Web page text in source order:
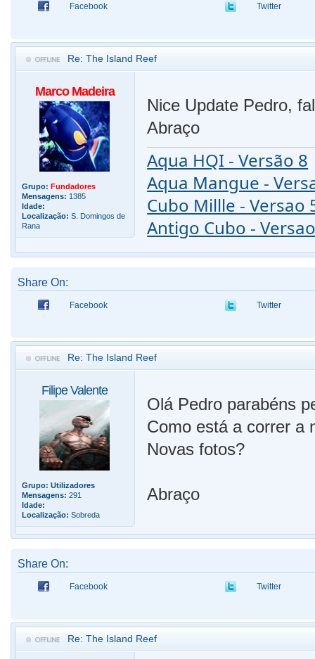
Facebook Twitter
Re: The Island Reef
Marco Madeira
Grupo: Fundadores
Mensagens: 1385
Idade:
Localização: S. Domingos de
Rana
Nice Update Pedro,
Abraço
Aqua HQI - Versão 8
Aqua Mangue -
Cubo Millle - Versao
Antigo Cubo -
Share On:
Facebook Twitter
Re: The Island Reef
Filipe Valente
Grupo: Utilizadores
Mensagens: 291
Idade:
Localização: Sobreda
Olá Pedro parabéns
Como está a correr a
Novas fotos?
Abraço
Share On:
Facebook Twitter
Re: The Island Reef